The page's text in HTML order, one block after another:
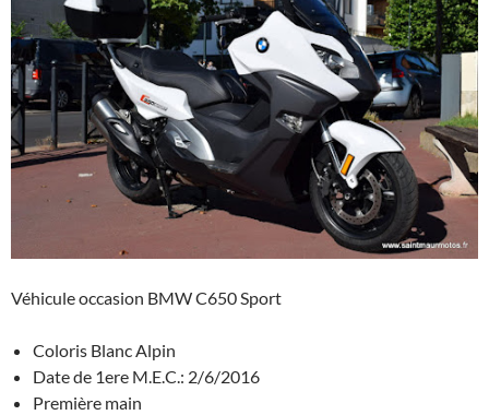
Véhicule occasion BMW C650 Sport
Coloris Blanc Alpin
Date de 1ere M.E.C.: 2/6/2016
Première main